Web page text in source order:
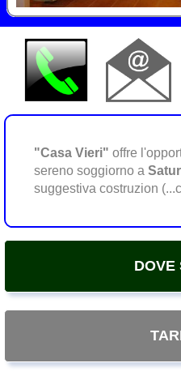
"Casa Vieri" offre
sereno soggiorno a
suggestiva costruzion
DOVE